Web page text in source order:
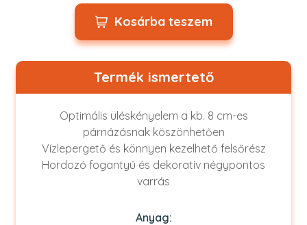
Kosárba teszem
Termék ismertető
Optimális üléskényelem a kb. 8 cm-es
párnázásnak köszönhetően
Vízlepergető és könnyen kezelhető felsőrész
Hordozó fogantyú és dekoratív négypontos
varrás
Anyag: